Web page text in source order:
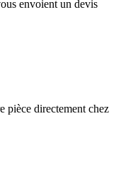
envoient un devis
pièce directement chez